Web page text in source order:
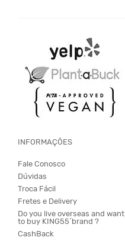
INFORMAÇÕES
Fale Conosco
Dúvidas
Troca Fácil
Fretes e Delivery
Do you live overseas and want
to buy KING55´brand ?
CashBack